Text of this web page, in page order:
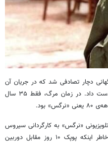
گلدره خیلی ناگهانی دچار تصادفی شد که در جریان آن
به کما رفت و چند ماه بعد جانش را از دست داد. در زمان مرگ، فقط ۳۵ سال
بود.
از مجموعه تلویزیونی «نرگس» به کارگردانی سیروس
مقدم بازی کند. کارگردان و تهیه‌کننده به‌خاطر اینکه پوپک ۱۰ روز مقابل دوربین